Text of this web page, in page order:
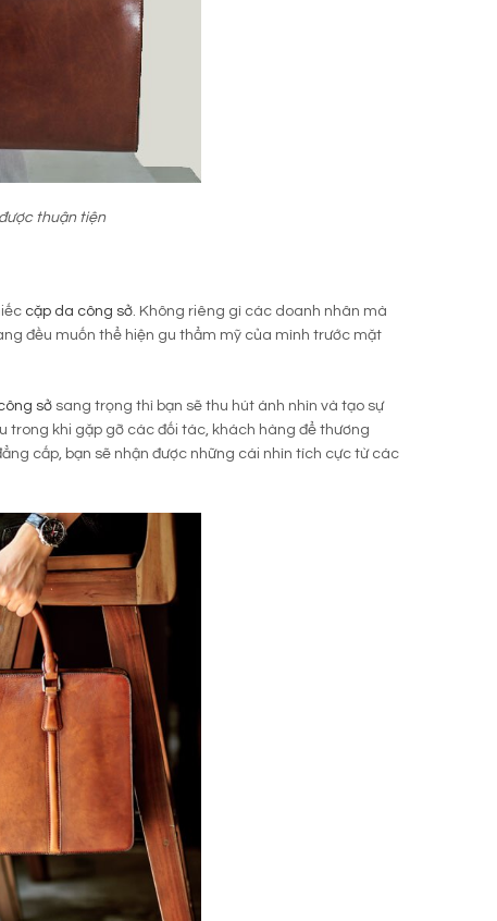
thuận tiện
cặp da công sở. Không riêng gì các doanh nhân mà
đều muốn thể hiện gu thẩm mỹ của mình trước mặt
sở sang trọng thì bạn sẽ thu hút ánh nhìn và tạo sự
trong khi gặp gỡ các đối tác, khách hàng để thương
cấp, bạn sẽ nhận được những cái nhìn tích cực từ các